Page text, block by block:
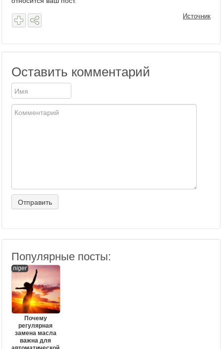
Источник
Оставить комментарий
Популярные посты:
niger
Почему
регулярная
замена масла
важна для